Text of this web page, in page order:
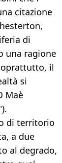
citazione
di
una ragione
il
si
Maè
di territorio
a due
al degrado,